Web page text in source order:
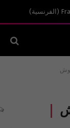
( الفرنسية)